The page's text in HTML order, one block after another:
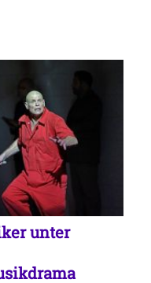
unter